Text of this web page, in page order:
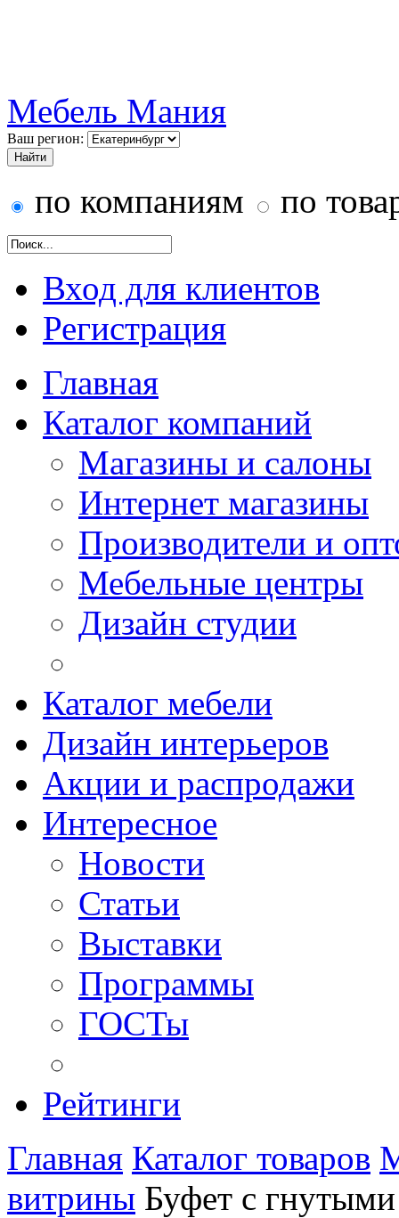
Мебель Мания
Ваш регион:
по компаниям по
Вход для клиентов
Регистрация
Главная
Каталог компаний
Магазины и салоны
Интернет магазины
Производители и
Мебельные центры
Дизайн студии
Каталог мебели
Дизайн интерьеров
Акции и распродажи
Интересное
Новости
Статьи
Выставки
Программы
ГОСТы
Рейтинги
Главная Каталог товаров
витрины Буфет с